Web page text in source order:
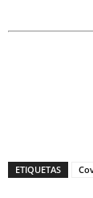
ETIQUETAS